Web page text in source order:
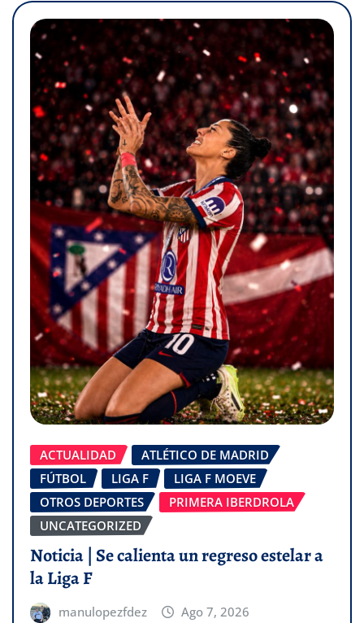
ACTUALIDAD
ATLÉTICO DE MADRID
FÚTBOL
LIGA F
LIGA F MOEVE
OTROS DEPORTES
PRIMERA IBERDROLA
UNCATEGORIZED
Noticia | Se calienta un regreso estelar a
la Liga F
manulopezfdez Ago 7, 2026